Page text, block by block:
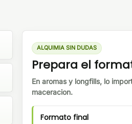
ALQUIMIA SIN DUDAS
Prepara el
En aromas y longfills, lo
maceracion.
Formato final